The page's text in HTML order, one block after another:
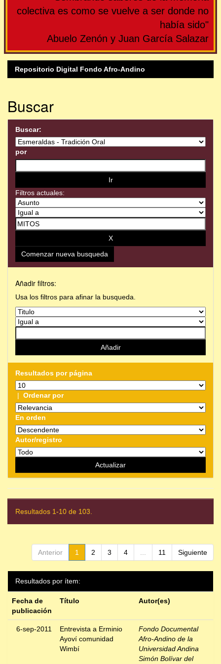
colectiva es como se vuelve a ser donde no
había sido"
Abuelo Zenón y Juan García Salazar
Repositorio Digital Fondo Afro-Andino
Buscar
Buscar:
por
Filtros actuales:
Comenzar nueva busqueda
Añadir filtros:
Usa los filtros para afinar la busqueda.
Resultados por página
| Ordenar por
En orden
Autor/registro
Resultados 1-10 de 103.
Anterior 1 2 3 4 11 Siguiente
Resultados por ítem:
Fecha de
publicación
Título Autor(es)
6-sep-2011
Entrevista a Erminio
Ayoví comunidad
Wimbí
Fondo Documental
Afro-Andino de la
Universidad Andina
Simón Bolívar del